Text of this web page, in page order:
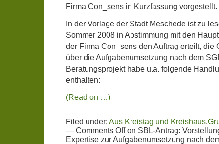
Firma Con_sens in Kurzfassung vorgestellt.
In der Vorlage der Stadt Meschede ist zu
Sommer 2008 in Abstimmung mit den
der Firma Con_sens den Auftrag erteilt, die
über die Aufgabenumsetzung nach dem
Beratungsprojekt habe u.a. folgende
enthalten:
(Read on …)
Filed under: Aus Kreistag und Kreishaus,
— Comments Offon SBL-Antrag:
Expertise zur Aufgabenumsetzung nach